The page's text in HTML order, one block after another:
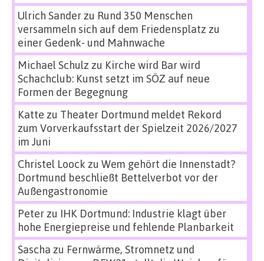
Ulrich Sanderzu Rund 350 Menschen
versammeln sich auf dem Friedensplatz zu
einer Gedenk- und Mahnwache
Michael Schulz zu Kirche wird Bar wird
Schachclub: Kunst setzt im SÖZ auf neue
Formen der Begegnung
Katte zu Theater Dortmund meldet Rekord
zum Vorverkaufsstart der Spielzeit 2026/2027
im Juni
Christel Loock zu Wem gehört die Innenstadt?
Dortmund beschließt Bettelverbot vor der
Außengastronomie
Peterzu IHK Dortmund: Industrie klagt über
hohe Energiepreise und fehlende Planbarkeit
Sascha zu Fernwärme, Stromnetz und